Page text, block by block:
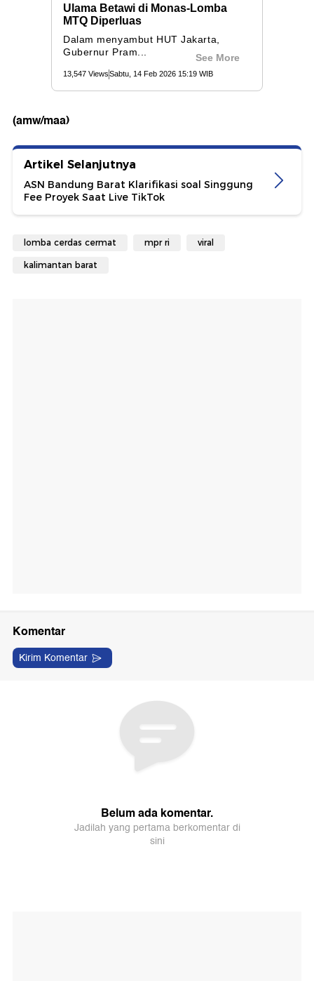
(amw/maa)
Artikel Selanjutnya
ASN Bandung Barat Klarifikasi soal Singgung
Fee Proyek Saat Live TikTok
lomba cerdas cermat mpr ri viral
kalimantan barat